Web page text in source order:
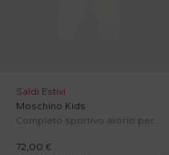
Saldi Estivi
Moschino Kids
72,00 €